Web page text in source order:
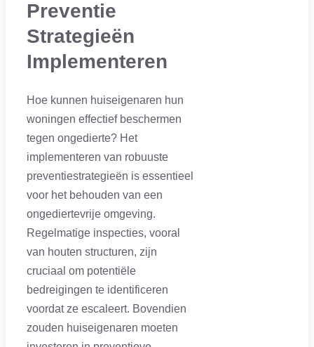
Preventie
Strategieën
Implementeren
Hoe kunnen huiseigenaren hun
woningen effectief beschermen
tegen ongedierte? Het
implementeren van robuuste
preventiestrategieën is essentieel
voor het behouden van een
ongediertevrije omgeving.
Regelmatige inspecties, vooral
van houten structuren, zijn
cruciaal om potentiële
bedreigingen te identificeren
voordat ze escaleert. Bovendien
zouden huiseigenaren moeten